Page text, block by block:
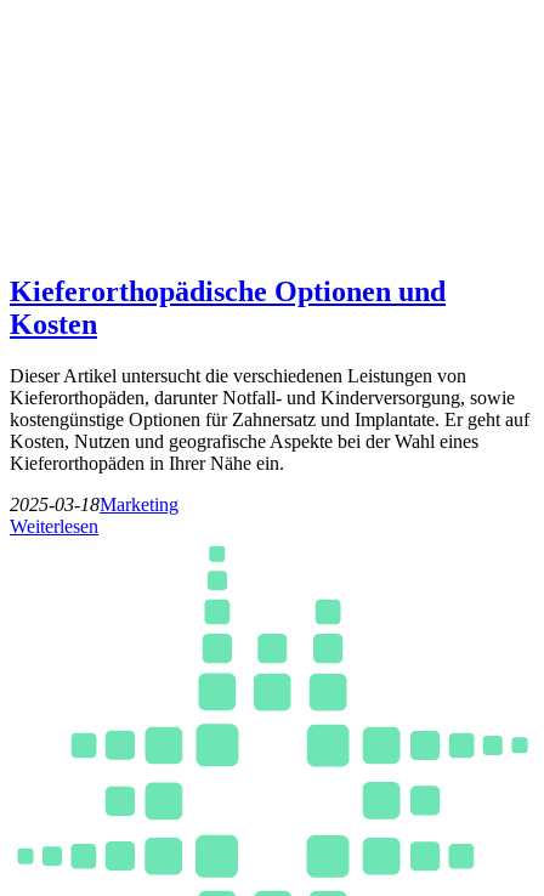
Kieferorthopädische Optionen und
Kosten
Dieser Artikel untersucht die verschiedenen Leistungen von
Kieferorthopäden, darunter Notfall- und Kinderversorgung, sowie
kostengünstige Optionen für Zahnersatz und Implantate. Er geht auf
Kosten, Nutzen und geografische Aspekte bei der Wahl eines
Kieferorthopäden in Ihrer Nähe ein.
2025-03-18Marketing
Weiterlesen